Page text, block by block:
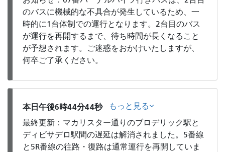
のバスに機械的な不具合が発生しているため、一
時的に1台体制での運行となります。2台目のバス
が運行を再開するまで、待ち時間が長くなること
が予想されます。ご迷惑をおかけいたしますが、
何卒ご了承ください。
本日午後6時44分44秒
もっと見る
最終更新：マカリスター通りのブロデリック駅と
ディビサデロ駅間の遅延は解消されました。5番線
と5R番線の往路・復路は通常運行を再開していま